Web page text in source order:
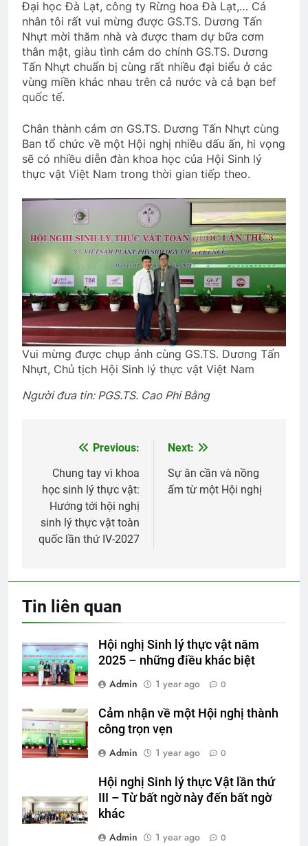
Đại học Đà Lạt, công ty Rừng hoa Đà Lạt,… Cá
nhân tôi rất vui mừng được GS.TS. Dương Tấn
Nhựt mời thăm nhà và được tham dự bữa cơm
thân mật, giàu tình cảm do chính GS.TS. Dương
Tấn Nhựt chuẩn bị cùng rất nhiều đại biểu ở các
vùng miền khác nhau trên cả nước và cả bạn bef
quốc tế.
Chân thành cảm ơn GS.TS. Dương Tấn Nhựt cùng
Ban tổ chức về một Hội nghị nhiều dấu ấn, hi vọng
sẽ có nhiều diễn đàn khoa học của Hội Sinh lý
thực vật Việt Nam trong thời gian tiếp theo.
Vui mừng được chụp ảnh cùng GS.TS. Dương Tấn
Nhựt, Chủ tịch Hội Sinh lý thực vật Việt Nam
Người đưa tin: PGS.TS. Cao Phi Bằng
navigation
Previous:
Chung tay vì khoa
học sinh lý thực vật:
Hướng tới hội nghị
sinh lý thực vật toàn
quốc lần thứ IV-2027
Next:
Sự ân cần và nồng
ấm từ một Hội nghị
Tin liên quan
Hội nghị Sinh lý thực vật năm
2025 – những điều khác biệt
Admin
1 year ago 0
Cảm nhận về một Hội nghị thành
công trọn vẹn
Admin
1 year ago 0
Hội nghị Sinh lý thực Vật lần thứ
III – Từ bất ngờ này đến bất ngờ
khác
Admin
1 year ago 0